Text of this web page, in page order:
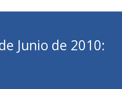
Junio de 2010: